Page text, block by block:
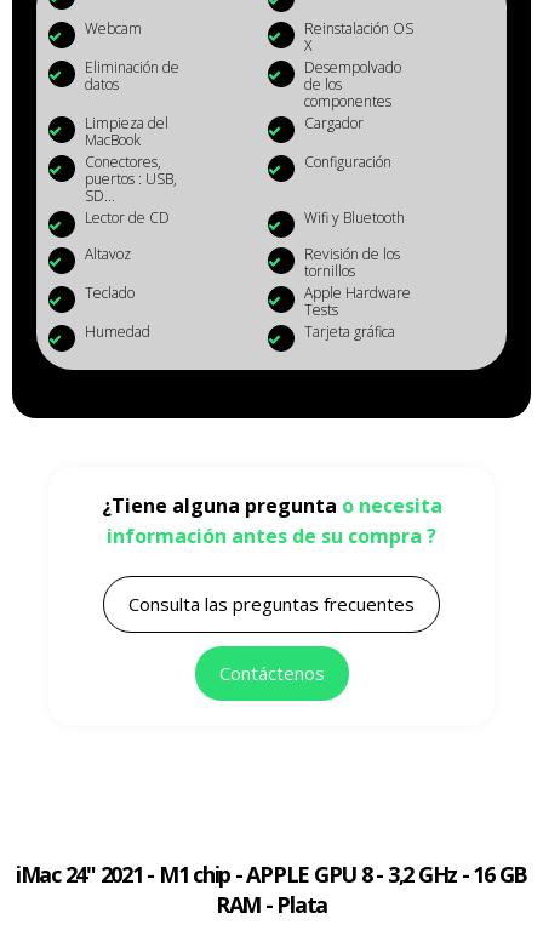
Webcam
Reinstalación OS
X
Eliminación de
datos
Desempolvado
de los
componentes
Limpieza del
MacBook
Cargador
Conectores,
puertos : USB,
SD...
Configuración
Lector de CD
Wifi y Bluetooth
Altavoz
Revisión de los
tornillos
Teclado
Apple Hardware
Tests
Humedad
Tarjeta gráfica
¿Tiene alguna pregunta o necesita
información antes de su compra ?
Consulta las preguntas frecuentes
Contáctenos
iMac 24" 2021 - M1 chip - APPLE GPU 8 - 3,2 GHz - 16 GB
RAM - Plata